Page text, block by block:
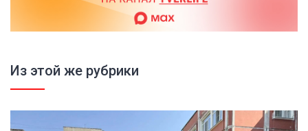
Из этой же рубрики